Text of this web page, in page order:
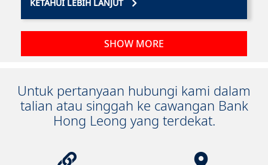
KETAHUI LEBIH LANJUT
SHOW MORE
Untuk pertanyaan hubungi kami dalam
talian atau singgah ke cawangan Bank
Hong Leong yang terdekat.